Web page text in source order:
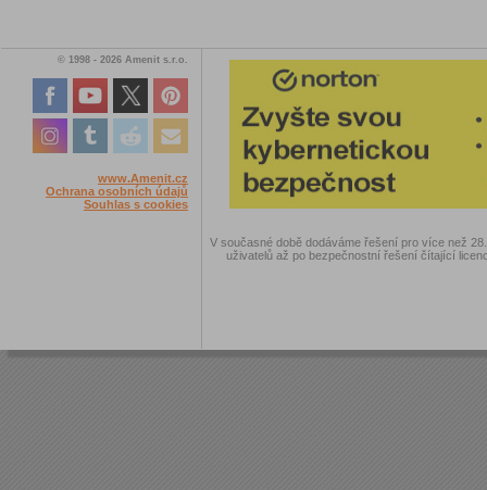
© 1998 - 2026 Amenit s.r.o.
www.Amenit.cz
Ochrana osobních údajů
Souhlas s cookies
V současné době dodáváme řešení pro více než
uživatelů až po bezpečnostní řešení čítající